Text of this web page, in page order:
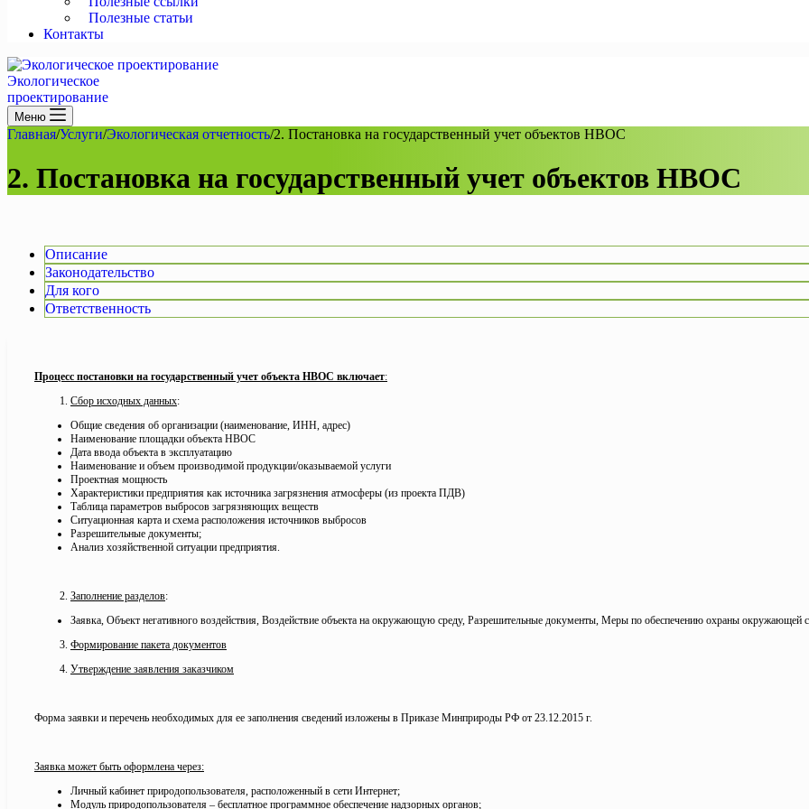
Полезные статьи
Контакты
Экологическое
проектирование
Меню
Главная/Услуги/Экологическая отчетность/2. Постановка на государственный учет объектов НВОС
2. Постановка на государственный учет объектов НВОС
Описание
Законодательство
Для кого
Ответственность
Процесс постановки на государственный учет объекта НВОС включает:
Сбор исходных данных:
Общие сведения об организации (наименование, ИНН, адрес)
Наименование площадки объекта НВОС
Дата ввода объекта в эксплуатацию
Наименование и объем производимой продукции/оказываемой услуги
Проектная мощность
Характеристики предприятия как источника загрязнения атмосферы (из проекта ПДВ)
Таблица параметров выбросов загрязняющих веществ
Ситуационная карта и схема расположения источников выбросов
Разрешительные документы;
Анализ хозяйственной ситуации предприятия.
Заполнение разделов:
Заявка, Объект негативного воздействия, Воздействие объекта на окружающую среду, Разрешительные документы, Меры по обеспечению охраны окружающей
Формирование пакета документов
Утверждение заявления заказчиком
Форма заявки и перечень необходимых для ее заполнения сведений изложены в Приказе Минприроды РФ от 23.12.2015 г.
Заявка может быть оформлена через:
Личный кабинет природопользователя, расположенный в сети Интернет;
Модуль природопользователя – бесплатное программное обеспечение надзорных органов;